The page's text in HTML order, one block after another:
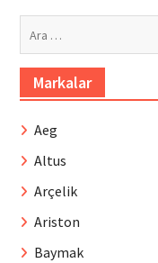
Markalar
Aeg
Altus
Arçelik
Ariston
Baymak